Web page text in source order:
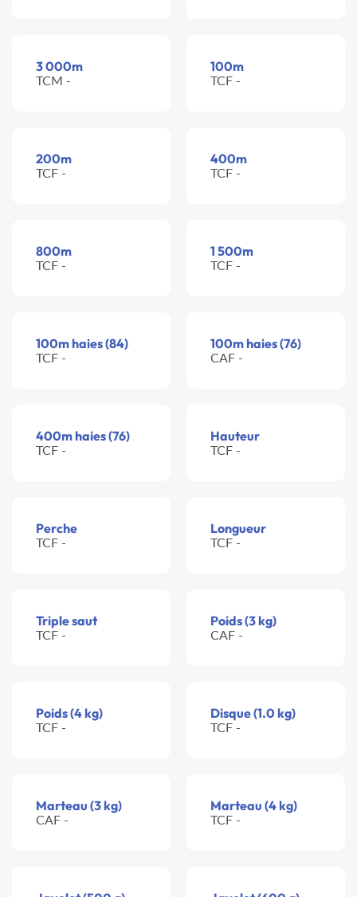
3 000m
TCM -
100m
TCF -
200m
TCF -
400m
TCF -
800m
TCF -
1 500m
TCF -
100m haies (84)
TCF -
100m haies (76)
CAF -
400m haies (76)
TCF -
Hauteur
TCF -
Perche
TCF -
Longueur
TCF -
Triple saut
TCF -
Poids (3 kg)
CAF -
Poids (4 kg)
TCF -
Disque (1.0 kg)
TCF -
Marteau (3 kg)
CAF -
Marteau (4 kg)
TCF -